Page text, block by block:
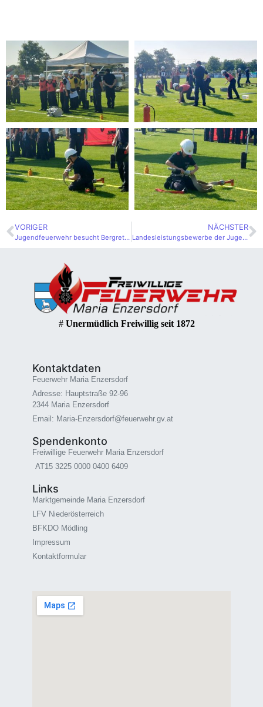
VORIGER
Jugendfeuerwehr besucht Bergrettung
NÄCHSTER
Landesleistungsbewerbe der Jugend
# Unermüdlich Freiwillig seit 1872
Kontaktdaten
Feuerwehr Maria Enzersdorf
Adresse: Hauptstraße 92-96
2344 Maria Enzersdorf
Email: Maria-Enzersdorf@feuerwehr.gv.at
Spendenkonto
Freiwillige Feuerwehr Maria Enzersdorf
AT15 3225 0000 0400 6409
Links
Marktgemeinde Maria Enzersdorf
LFV Niederösterreich
BFKDO Mödling
Impressum
Kontaktformular